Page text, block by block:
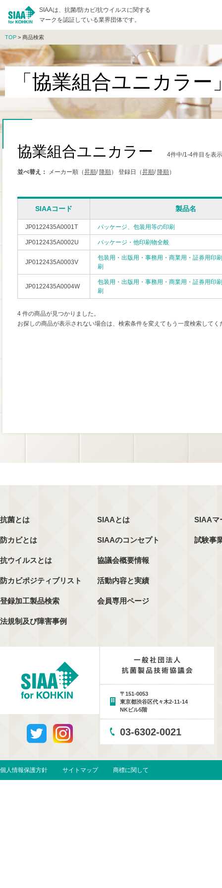
SIAAは、抗菌/防カビ/抗ウイルスに関する
マークを認証している業界団体です。
TOP > 商品検索
「協業組合ユニカラ
協業組合ユニカラー 4件中/1-4件目を表
並べ替え： メーカー順（昇順/ 降順） 登録日（昇順/ 降順）
SIAAコード 製品名
JP0122435A0001T パッケージ、包装用等の印刷
JP0122435A0002U パッケージ・他印刷物全般
JP0122435A0003V
包装用・出版用・事務用・商業用・証券用印
刷
JP0122435A0004W
包装用・出版用・事務用・商業用・証券用印
刷
4 件の商品が見つかりました。
お探しの商品が表示されない場合は、検索条件を変えてもう一度検索してく
抗菌とは
防カビとは
抗ウイルスとは
防カビポジティブリスト
登録加工製品検索
法規制及び障害事例
SIAAとは
SIAAのコンセプト
協議会概要情報
活動内容と実績
会員専用ページ
SIAAマ
試験事
〒151-0053
東京都渋谷区代々木2-11-14
NKビル5階
03-6302-0021
個人情報保護方針 サイトマップ 商標に関して